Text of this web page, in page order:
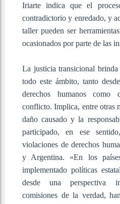
Iriarte indica que el
contradictorio y enredado, y
taller pueden ser
ocasionados por parte de las
La justicia transicional
todo este ámbito, tanto
derechos humanos como
conflicto. Implica, entre otras
daño causado y la
participado, en ese
violaciones de derechos
y Argentina. «En los
implementado políticas
desde una perspectiva
comisiones de la verdad,